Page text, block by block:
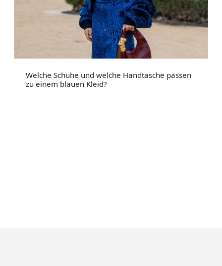
Welche Schuhe und welche Handtasche passen
zu einem blauen Kleid?